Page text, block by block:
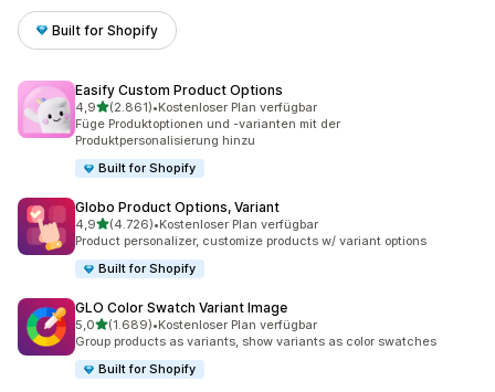
Built for Shopify
Easify Custom Product Options
4,9von 5 Sternen
(2.861)
2861 Rezensionen insgesamt
•Kostenloser Plan verfügbar
Füge Produktoptionen und -varianten mit der
Produktpersonalisierung hinzu
Built for Shopify
Globo Product Options, Variant
4,9von 5 Sternen
(4.726)
4726 Rezensionen insgesamt
•Kostenloser Plan verfügbar
Product personalizer, customize products w/ variant options
Built for Shopify
GLO Color Swatch Variant Image
5,0von 5 Sternen
(1.689)
1689 Rezensionen insgesamt
•Kostenloser Plan verfügbar
Group products as variants, show variants as color swatches
Built for Shopify